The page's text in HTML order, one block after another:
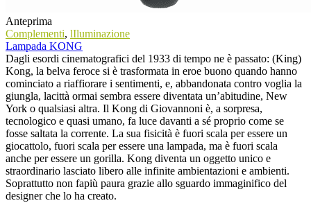
Anteprima
Complementi, lIluminazione
Lampada KONG
Dagli esordi cinematografici del 1933 di tempo ne è passato: (King)
Kong, la belva feroce si è trasformata in eroe buono quando hanno
cominciato a riaffiorare i sentimenti, e, abbandonata contro voglia la
giungla, lacittà ormai sembra essere diventata un’abitudine, New
York o qualsiasi altra. Il Kong di Giovannoni è, a sorpresa,
tecnologico e quasi umano, fa luce davanti a sé proprio come se
fosse saltata la corrente. La sua fisicità è fuori scala per essere un
giocattolo, fuori scala per essere una lampada, ma è fuori scala
anche per essere un gorilla. Kong diventa un oggetto unico e
straordinario lasciato libero alle infinite ambientazioni e ambienti.
Soprattutto non fapiù paura grazie allo sguardo immaginifico del
designer che lo ha creato.